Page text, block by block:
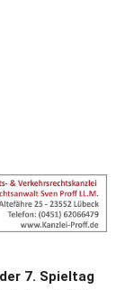
7. Spieltag